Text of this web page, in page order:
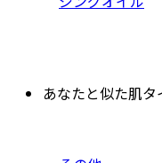
あなたと似た肌